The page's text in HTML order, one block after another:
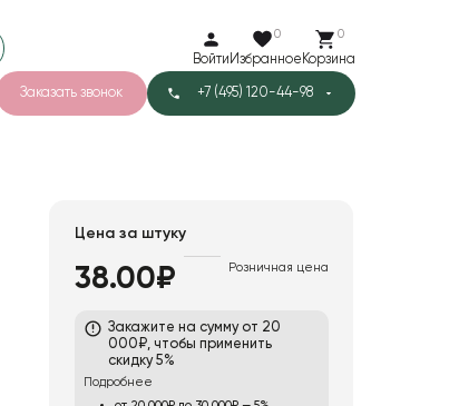
Войти
0
Избранное
0
Корзина
Заказать звонок +7 (495) 120-44-98
Цена за штуку
38.00₽ Розничная цена
Закажите на сумму от 20
000₽, чтобы применить
скидку 5%
Подробнее